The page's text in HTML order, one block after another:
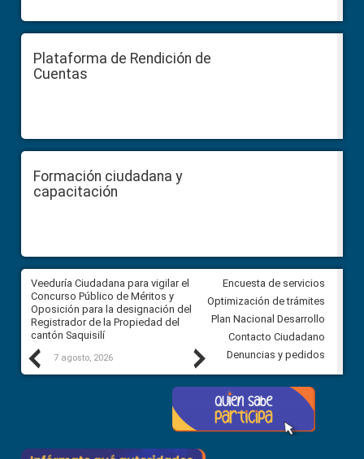
Plataforma de Rendición de
Cuentas
Formación ciudadana y
capacitación
Previous
Veeduría Ciudadana para vigilar el
Concurso Público de Méritos y
Oposición para la designación del
Registrador de la Propiedad del
cantón Saquisilí
7 agosto, 2026
Veeduría Ciudadana para
construcción del asfaltado de
Ballenita del cantón Santa
7 agosto, 2026
Next
Encuesta de servicios
Optimización de trámites
Plan Nacional Desarrollo
Contacto Ciudadano
Denuncias y pedidos